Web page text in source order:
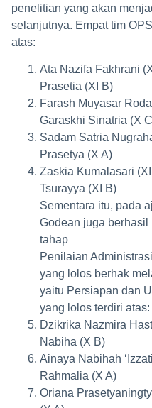
penelitian yang akan
selanjutnya. Empat tim
atas:
Ata Nazifa Fakhrani
Prasetia (XI B)
Farash Muyasar
Garaskhi Sinatria (X
Sadam Satria
Prasetya (X A)
Zaskia Kumalasari
Tsurayya (XI B)
Sementara itu, pada
Godean juga berhasil
tahap
Penilaian
yang lolos berhak
yaitu Persiapan dan
yang lolos terdiri atas:
Dzikrika Nazmira
Nabiha (X B)
Ainaya Nabihah
Rahmalia (X A)
Oriana